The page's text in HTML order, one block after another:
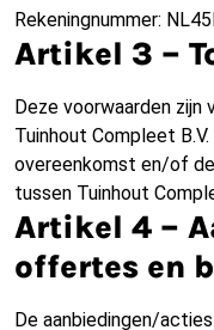
Rekeningnummer:
Artikel 3 –
Deze voorwaarden zijn
Tuinhout Compleet
overeenkomst en/of
tussen Tuinhout
Artikel 4 –
offertes en
De aanbiedingen/